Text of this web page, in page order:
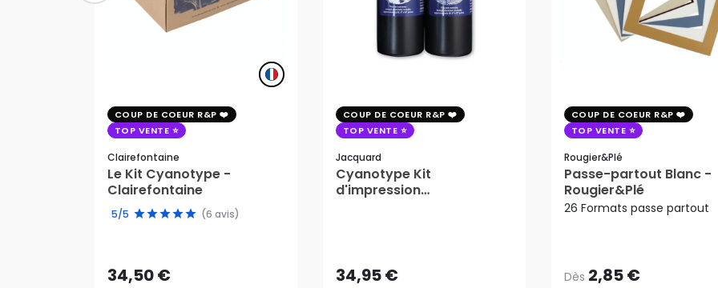
COUP DE COEUR R&P
TOP VENTE
Clairefontaine
Le Kit Cyanotype -
Clairefontaine
5/5 (6 avis)
34,50 €AJOUTER AU PANIER
COUP DE COEUR R&P
TOP VENTE
Jacquard
Cyanotype Kit
d'impression
34,95 €AJOUTER AU PANIER
COUP DE COEUR R&P
TOP VENTE
Rougier&plé
Passe-partout Blanc -
Rougier&Plé
26 Formats passe partout
Dès 2,85 €
2,85 €